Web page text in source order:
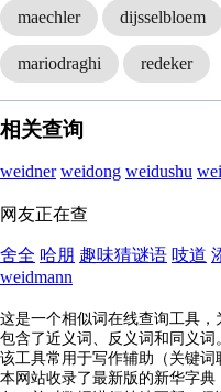
maechler dijsselbloem
mariodraghi redeker
相关查询
weidner weidong weidushu
网友正在查
舍全 哈朋 趣味猜谜语 吱道
weidmann
这是一个相似词在线查询工具
包含了近义词、反义词和同义词
该工具常用于写作辅助（关键词
本网站收录了最新版的新华字